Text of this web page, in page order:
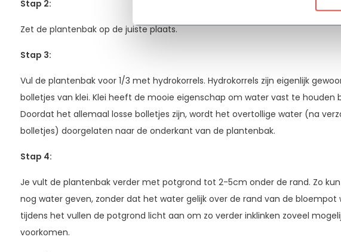
Stap 2:
Zet de plantenbak op de juiste plaats.
Stap 3:
Vul de plantenbak voor 1/3 met hydrokorrels. Hydrokorrels zijn eigenlijk
bolletjes van klei. Klei heeft de mooie eigenschap om water vast te houden
Doordat het allemaal losse bolletjes zijn, wordt het overtollige water (na
bolletjes) doorgelaten naar de onderkant van de plantenbak.
Stap 4:
Je vult de plantenbak verder met potgrond tot 2-5cm onder de rand. Zo
nog water geven, zonder dat het water gelijk over de rand van de bloempot
tijdens het vullen de potgrond licht aan om zo verder inklinken zoveel
voorkomen.